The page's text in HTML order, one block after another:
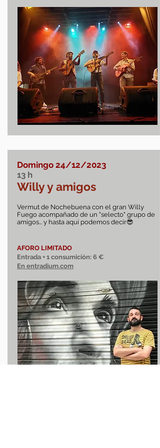
Domingo 24/12/2023
13 h
Willy y amigos
Vermut de Nochebuena con el gran Willy
Fuego acompañado de un "selecto" grupo de
amigos... y hasta aquí podemos decir😎
AFORO LIMITADO
Entrada + 1 consumición: 6 €
En entradium.com